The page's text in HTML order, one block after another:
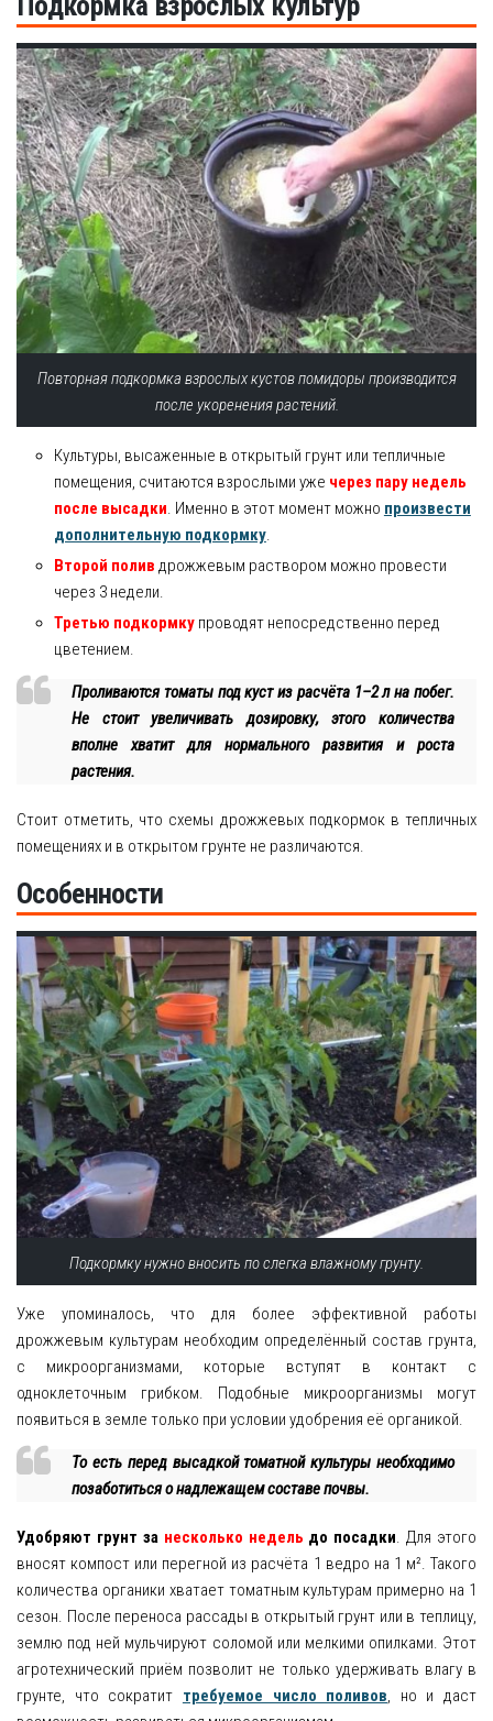
Повторная подкормка взрослых кустов помидоры производится
после укоренения растений.
Культуры, высаженные в открытый грунт или тепличные
помещения, считаются взрослыми уже через пару недель
после высадки. Именно в этот момент можно произвести
дополнительную подкормку.
Второй полив дрожжевым раствором можно провести
через 3 недели.
Третью подкормкупроводят непосредственно перед
цветением.
Проливаются томаты под куст из расчёта 1–2 л на побег.
Не стоит увеличивать дозировку, этого количества
вполне хватит для нормального развития и роста
растения.
Стоит отметить, что схемы дрожжевых подкормок в тепличных
помещениях и в открытом грунте не различаются.
Особенности
Подкормку нужно вносить по слегка влажному грунту.
Уже упоминалось, что для более эффективной работы
дрожжевым культурам необходим определённый состав грунта,
с микроорганизмами, которые вступят в контакт с
одноклеточным грибком. Подобные микроорганизмы могут
появиться в земле только при условии удобрения её органикой.
То есть перед высадкой томатной культуры необходимо
позаботиться о надлежащем составе почвы.
Удобряют грунт за несколько недель до посадки. Для этого
вносят компост или перегной из расчёта 1 ведро на 1 м². Такого
количества органики хватает томатным культурам примерно на 1
сезон. После переноса рассады в открытый грунт или в теплицу,
землю под ней мульчируют соломой или мелкими опилками. Этот
агротехнический приём позволит не только удерживать влагу в
грунте, что сократит требуемое число поливов, но и даст